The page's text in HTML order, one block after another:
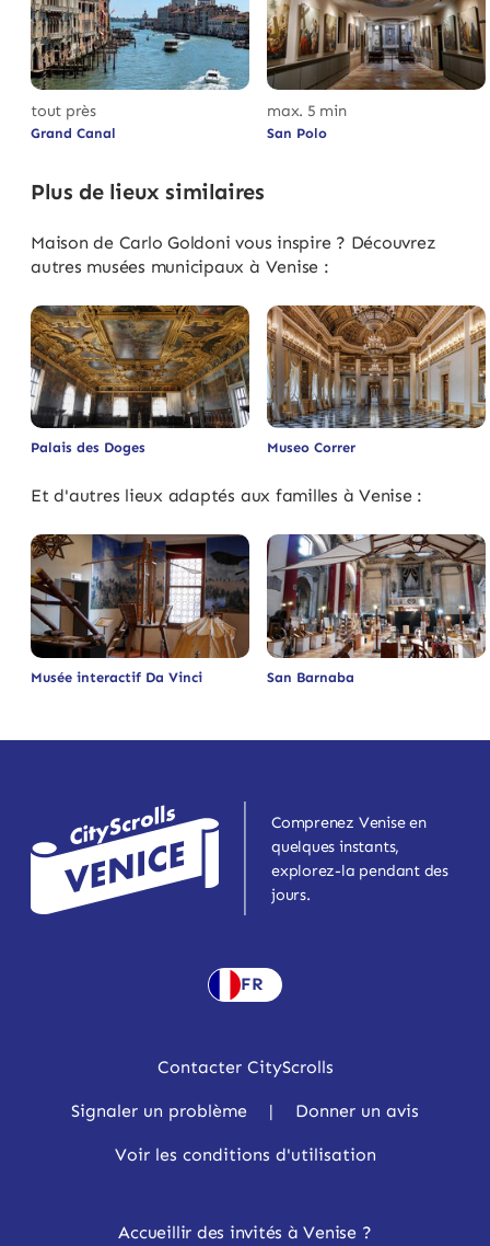
tout près
Grand Canal
max. 5 min
San Polo
Plus de lieux similaires
Maison de Carlo Goldoni vous inspire ? Découvrez
autres musées municipaux à Venise :
Palais des Doges Museo Correr
Et d'autres lieux adaptés aux familles à Venise :
Musée interactif Da Vinci San Barnaba
Comprenez Venise en
quelques instants,
explorez-la pendant des
jours.
FR
Contacter CityScrolls
Signaler un problème | Donner un avis
Voir les conditions d'utilisation
Accueillir des invités à Venise ?